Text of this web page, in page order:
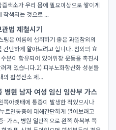
색소가 우리 몸에 필요이상으로 쌓이게
착색되는 것으로 ...
법 제철시기
은 여름에 섭취하기 좋은 과일참외의
단하게 알아보려고 합니다. 참외의 효
분이 함유되어 있어위장 운동을 촉진시
져 있습니다.2) 피부노화항산화 성분들
의 활성산소 제...
병원 남자 여성 임신 임산부 가스
쪽아랫배에 통증이 발생한 적있으시나
르면통증에 대해간단하게 알아보려고
가스, 병원 일반적으로 왼쪽 하복부 쪽